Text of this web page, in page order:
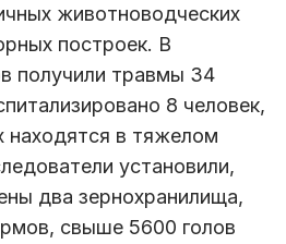
животноводческих
построек. В
получили травмы 34
8 человек,
находятся в тяжелом
установили,
два зернохранилища,
свыше 5600 голов